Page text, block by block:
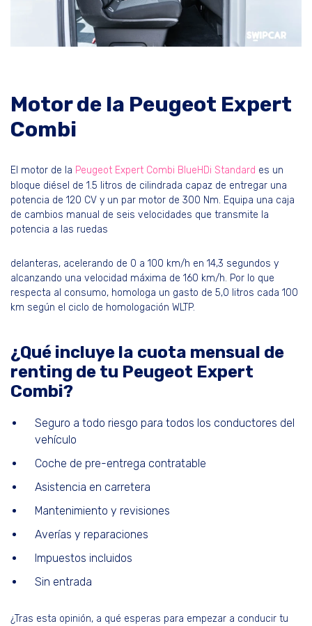
Motor de la Peugeot Expert
Combi
El motor de la Peugeot Expert Combi BlueHDi Standard es un
bloque diésel de 1.5 litros de cilindrada capaz de entregar una
potencia de 120 CV y un par motor de 300 Nm. Equipa una caja
de cambios manual de seis velocidades que transmite la
potencia a las ruedas
delanteras, acelerando de 0 a 100 km/h en 14,3 segundos y
alcanzando una velocidad máxima de 160 km/h. Por lo que
respecta al consumo, homologa un gasto de 5,0 litros cada 100
km según el ciclo de homologación WLTP.
¿Qué incluye la cuota mensual de
renting de tu Peugeot Expert
Combi?
Seguro a todo riesgo para todos los conductores del
vehículo
Coche de pre-entrega contratable
Asistencia en carretera
Mantenimiento y revisiones
Averías y reparaciones
Impuestos incluidos
Sin entrada
¿Tras esta opinión, a qué esperas para empezar a conducir tu